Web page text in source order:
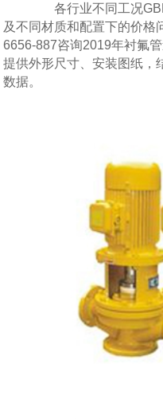
各行业不同工况GBF
及不同材质和配置下的价格
6656-887咨询2019年衬氟
提供外形尺寸、安装图纸，
数据。